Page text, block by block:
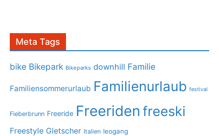
Meta Tags
bike Bikepark Bikeparks downhill Familie
Familiensommerurlaub Familienurlaub festival
Fieberbrunn Freeride Freeriden freeski
Freestyle Gletscher Italien leogang